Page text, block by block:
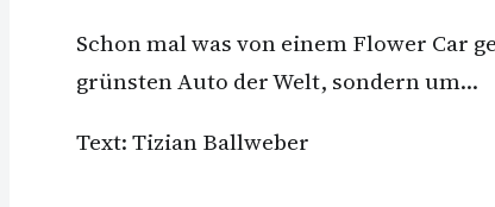
Schon mal was von einem Flower Car
grünsten Auto der Welt, sondern um…
Text: Tizian Ballweber